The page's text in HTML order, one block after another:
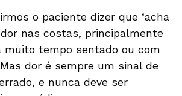
o paciente dizer que ‘acha
nas costas, principalmente
muito tempo sentado ou com
dor é sempre um sinal de
e nunca deve ser